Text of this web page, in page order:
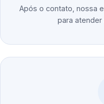
Após o contato, nossa
para atender